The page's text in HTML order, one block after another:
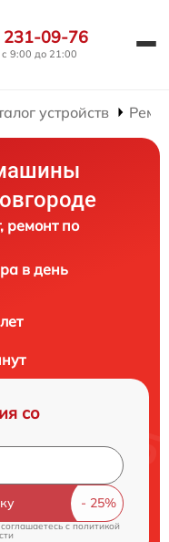
231-09-76
9:00 до 21:00
устройств
ремонт по
в день
со
cполитикой